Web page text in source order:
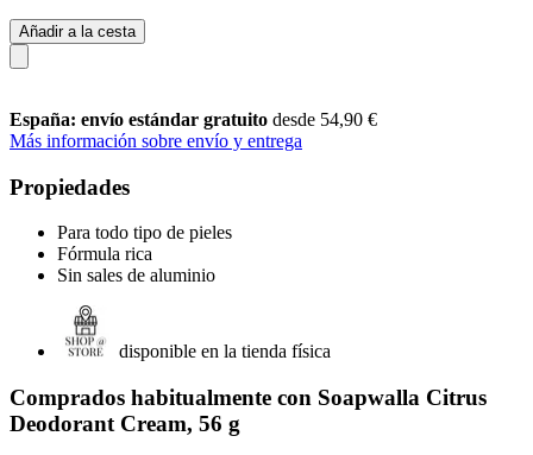
Añadir a la cesta
España: envío estándar gratuito desde 54,90 €
Más información sobre envío y entrega
Propiedades
Para todo tipo de pieles
Fórmula rica
Sin sales de aluminio
disponible en la tienda física
Comprados habitualmente con Soapwalla Citrus
Deodorant Cream, 56 g